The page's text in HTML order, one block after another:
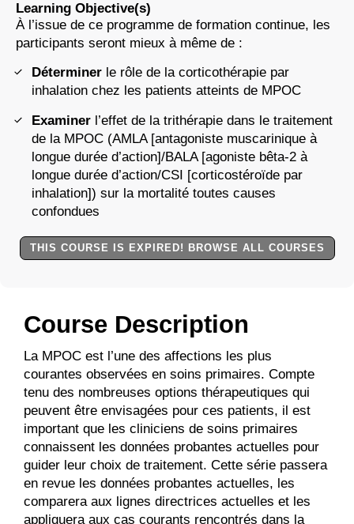
Course Description
La MPOC est l’une des affections les plus
courantes observées en soins primaires. Compte
tenu des nombreuses options thérapeutiques qui
peuvent être envisagées pour ces patients, il est
important que les cliniciens de soins primaires
connaissent les données probantes actuelles pour
guider leur choix de traitement. Cette série passera
en revue les données probantes actuelles, les
comparera aux lignes directrices actuelles et les
appliquera aux cas courants rencontrés dans la
Learning Objective(s)
À l’issue de ce programme de formation continue, les
participants seront mieux à même de :
Déterminer le rôle de la corticothérapie par
inhalation chez les patients atteints de MPOC
Examiner l’effet de la trithérapie dans le traitement
de la MPOC (AMLA [antagoniste muscarinique à
longue durée d’action]/BALA [agoniste bêta-2 à
longue durée d’action/CSI [corticostéroïde par
inhalation]) sur la mortalité toutes causes
confondues
THIS COURSE IS EXPIRED! BROWSE ALL COURSES